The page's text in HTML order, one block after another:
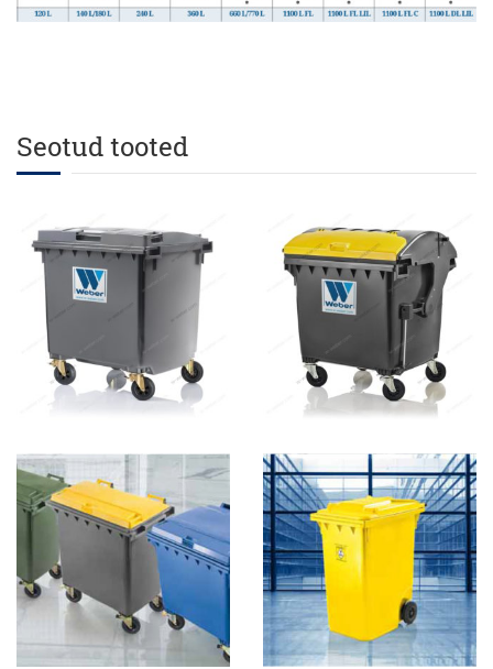
Seotud tooted